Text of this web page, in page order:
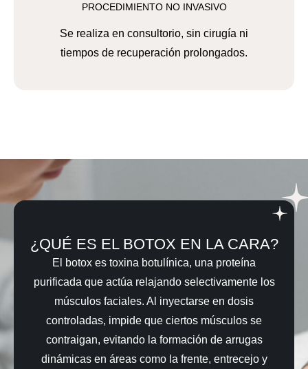
PROCEDIMIENTO NO INVASIVO
Se realiza en consultorio, sin cirugía ni
tiempos de recuperación prolongados.
¿QUÉ ES EL BOTOX EN LA CARA?
El botox es toxina botulínica, una proteína
purificada que actúa relajando selectivamente los
músculos faciales. Al inyectarse en dosis
controladas, impide que ciertos músculos se
contraigan, evitando la formación de arrugas
dinámicas en áreas como la frente, entrecejo y